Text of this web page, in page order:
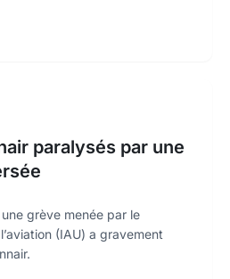
paralysés par une
grève menée par le
(IAU) a gravement